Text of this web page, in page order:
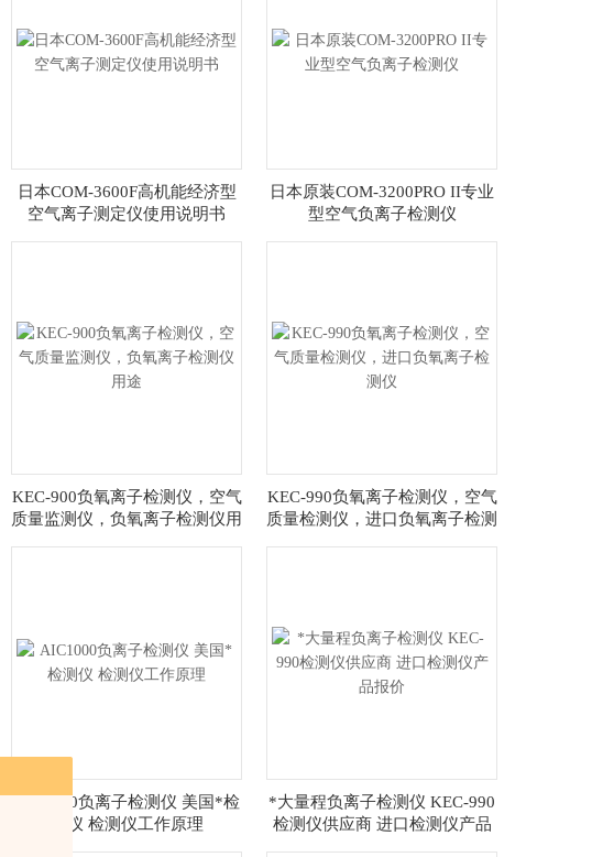
日本COM-3600F高机能经济型
空气离子测定仪使用说明书
日本原装COM-3200PRO II专业
型空气负离子检测仪
KEC-900负氧离子检测仪，空气
质量监测仪，负氧离子检测仪用
KEC-990负氧离子检测仪，空气
质量检测仪，进口负氧离子检测
AIC1000负离子检测仪 美国*检
测仪 检测仪工作原理
*大量程负离子检测仪 KEC-990
检测仪供应商 进口检测仪产品